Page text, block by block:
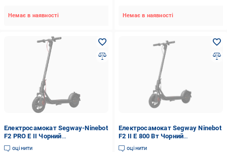
Немає в наявності Немає в наявності
Електросамокат Segway-Ninebot
F2 PRO E II Чорний
(AA.05.12.03.0007)
оцінити
Електросамокат Segway Ninebot
F2 II E 800 Вт Чорний
(AA.05.12.01.0010)
оцінити